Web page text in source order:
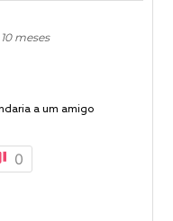
10 meses
a um amigo
0